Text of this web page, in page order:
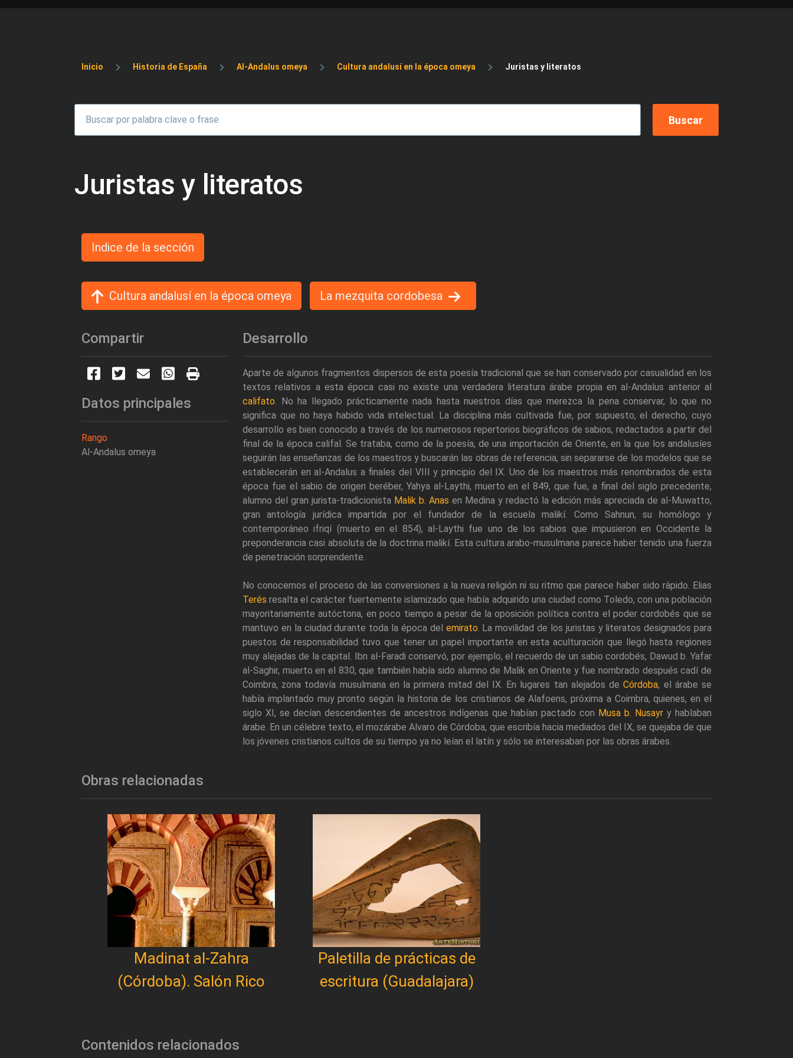
Sobrescribir enlaces de ayuda a la navegación
Inicio Historia de España Al-Andalus omeya Cultura andalusí en la época omeya Juristas y literatos
Juristas y literatos
Indice de la sección
Cultura andalusí en la época omeya La mezquita cordobesa
Compartir
Datos principales
Rango
Al-Andalus omeya
Desarrollo
Aparte de algunos fragmentos dispersos de esta poesía tradicional que se han conservado por casualidad en los
textos relativos a esta época casi no existe una verdadera literatura árabe propia en al-Andalus anterior al
califato. No ha llegado prácticamente nada hasta nuestros días que merezca la pena conservar, lo que no
significa que no haya habido vida intelectual. La disciplina más cultivada fue, por supuesto, el derecho, cuyo
desarrollo es bien conocido a través de los numerosos repertorios biográficos de sabios, redactados a partir del
final de la época califal. Se trataba, como de la poesía, de una importación de Oriente, en la que los andalusíes
seguirán las enseñanzas de los maestros y buscarán las obras de referencia, sin separarse de los modelos que se
establecerán en al-Andalus a finales del VIII y principio del IX. Uno de los maestros más renombrados de esta
época fue el sabio de origen beréber, Yahya al-Laythi, muerto en el 849, que fue, a final del siglo precedente,
alumno del gran jurista-tradicionista Malik b. Anas en Medina y redactó la edición más apreciada de al-Muwatto,
gran antología jurídica impartida por el fundador de la escuela malikí. Como Sahnun, su homólogo y
contemporáneo ifriqí (muerto en el 854), al-Laythi fue uno de los sabios que impusieron en Occidente la
preponderancia casi absoluta de la doctrina malikí. Esta cultura arabo-musulmana parece haber tenido una fuerza
de penetración sorprendente.
No conocemos el proceso de las conversiones a la nueva religión ni su ritmo que parece haber sido rápido. Elias
Terés resalta el carácter fuertemente islamizado que había adquirido una ciudad como Toledo, con una población
mayoritariamente autóctona, en poco tiempo a pesar de la oposición política contra el poder cordobés que se
mantuvo en la ciudad durante toda la época del emirato. La movilidad de los juristas y literatos designados para
puestos de responsabilidad tuvo que tener un papel importante en esta aculturación que llegó hasta regiones
muy alejadas de la capital. Ibn al-Faradi conservó, por ejemplo, el recuerdo de un sabio cordobés, Dawud b. Yafar
al-Saghir, muerto en el 830, que también había sido alumno de Malik en Oriente y fue nombrado después cadí de
Coimbra, zona todavía musulmana en la primera mitad del IX. En lugares tan alejados deCórdoba, el árabe se
había implantado muy pronto según la historia de los cristianos de Alafoens, próxima a Coimbra, quienes, en el
siglo XI, se decían descendientes de ancestros indígenas que habían pactado con Musa b. Nusayr y hablaban
árabe. En un célebre texto, el mozárabe Alvaro de Córdoba, que escribía hacia mediados del IX, se quejaba de que
los jóvenes cristianos cultos de su tiempo ya no leían el latín y sólo se interesaban por las obras árabes.
Obras relacionadas
Madinat al-Zahra
(Córdoba). Salón Rico
Paletilla de prácticas de
escritura (Guadalajara)
Contenidos relacionados